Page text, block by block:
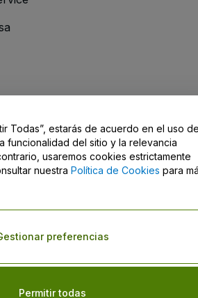
/ Contacto
constituye la aceptación de los
de Privacidad, de laPolítica de Cookies
personal ni tus opciones de
Todas”, estarás de acuerdo en el uso
funcionalidad del sitio y la relevancia
usaremos cookies estrictamente
nuestra Política de Cookies para
Permitir todas
preferencias